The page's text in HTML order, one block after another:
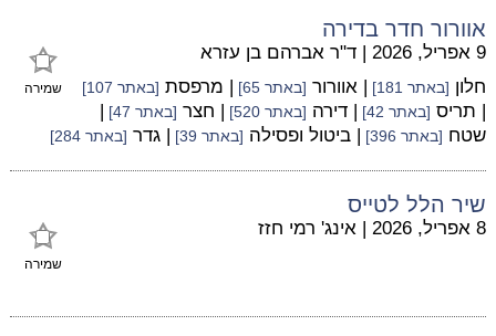
אוורור חדר בדירה
שמירה
9 אפריל, 2026 | ד"ר אברהם בן עזרא
חלון [באתר 181] | אוורור [באתר 65] | מרפסת [באתר 107]
| תריס [באתר 42] | דירה [באתר 520] | חצר [באתר 47]
|
שטח [באתר 396] | ביטול ופסילה [באתר 39] | גדר [באתר 284]
שיר הלל לטייס
שמירה
8 אפריל, 2026 | אינג' רמי חזז